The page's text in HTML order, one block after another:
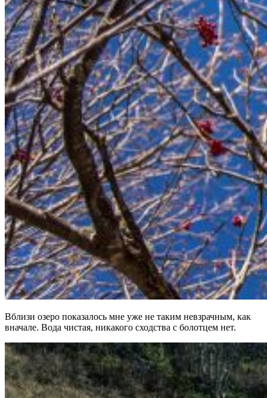
Вблизи озеро показалось мне уже не таким невзрачным, как
вначале. Вода чистая, никакого сходства с болотцем нет.